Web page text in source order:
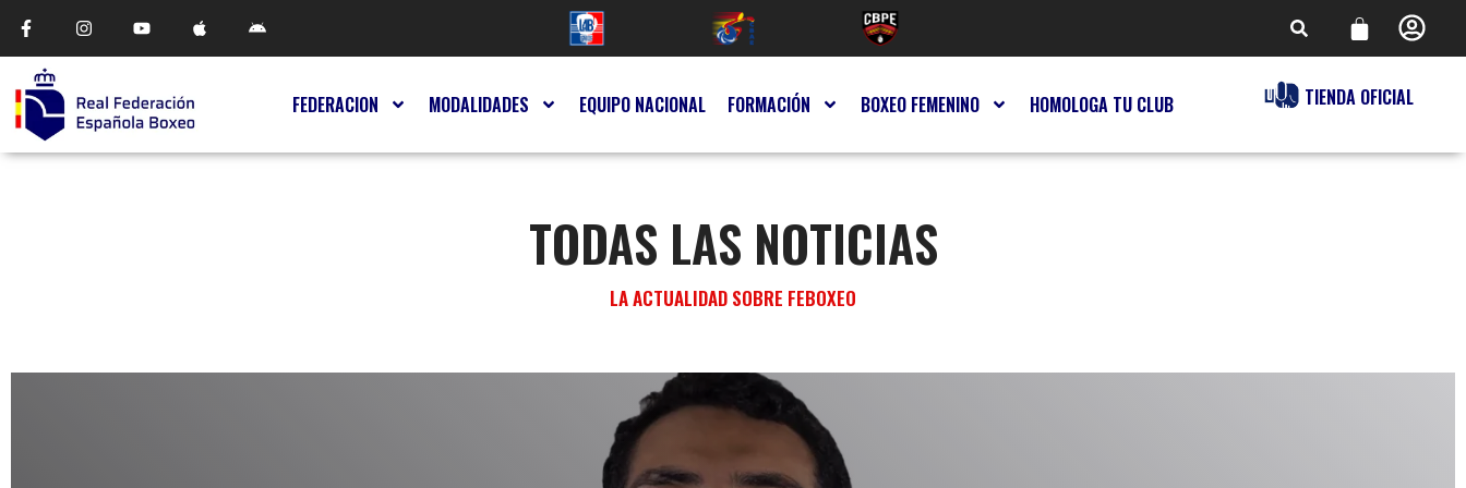
FEDERACION MODALIDADES EQUIPO NACIONAL FORMACIÓN BOXEO FEMENINO HOMOLOGA TU CLUB TIENDA OFICIAL
TODAS LAS NOTICIAS
LA ACTUALIDAD SOBRE FEBOXEO